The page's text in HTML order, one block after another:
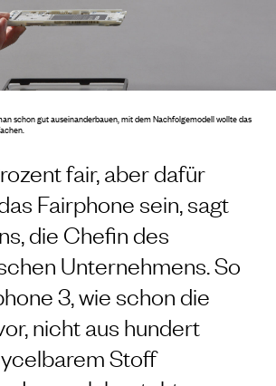
fair, aber dafür
Fairphone sein, sagt
die Chefin des
Unternehmens. So
3, wie schon die
nicht aus hundert
Stoff
schon gut auseinanderbauen, mit dem Nachfolgemodell wollte das